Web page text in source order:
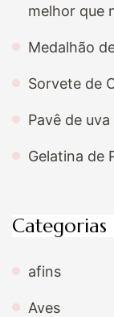
melhor que
Medalhão
Sorvete de
Pavê de
Gelatina de
Categorias
afins
Aves